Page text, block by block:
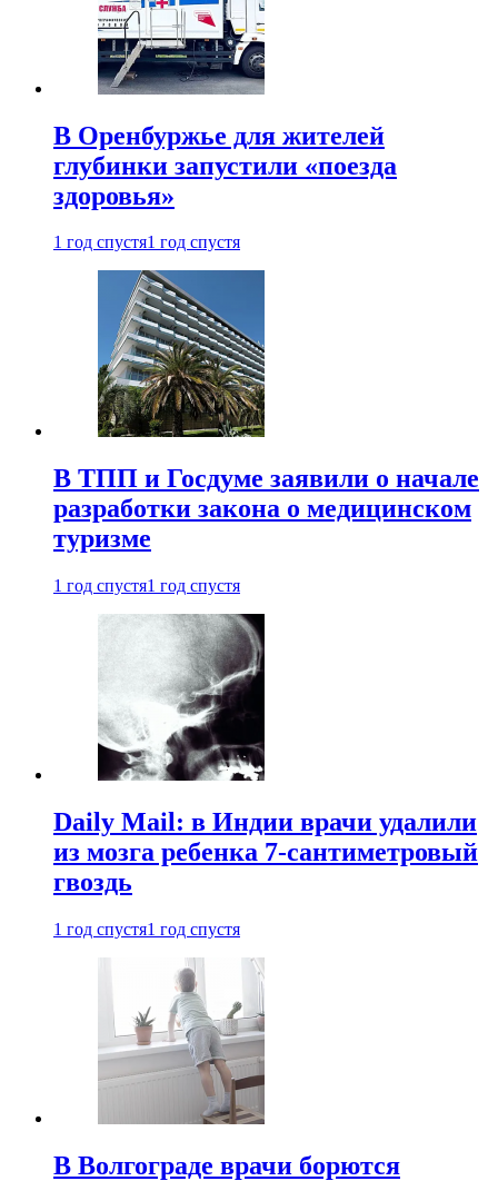
В Оренбуржье для жителей
глубинки запустили «поезда
здоровья»
1 год спустя1 год спустя
В ТПП и Госдуме заявили о начале
разработки закона о медицинском
туризме
1 год спустя1 год спустя
Daily Mail: в Индии врачи удалили
из мозга ребенка 7-сантиметровый
гвоздь
1 год спустя1 год спустя
В Волгограде врачи борются